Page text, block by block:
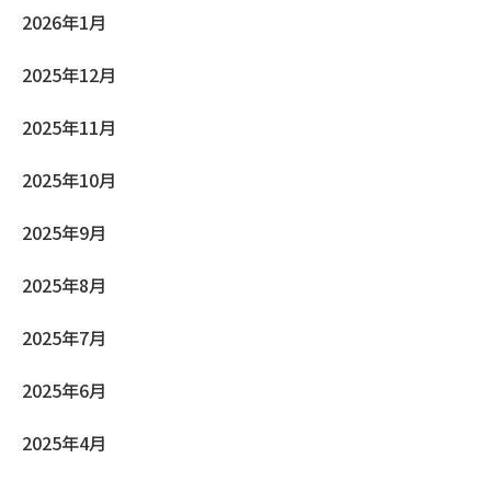
2026年1月
2025年12月
2025年11月
2025年10月
2025年9月
2025年8月
2025年7月
2025年6月
2025年4月